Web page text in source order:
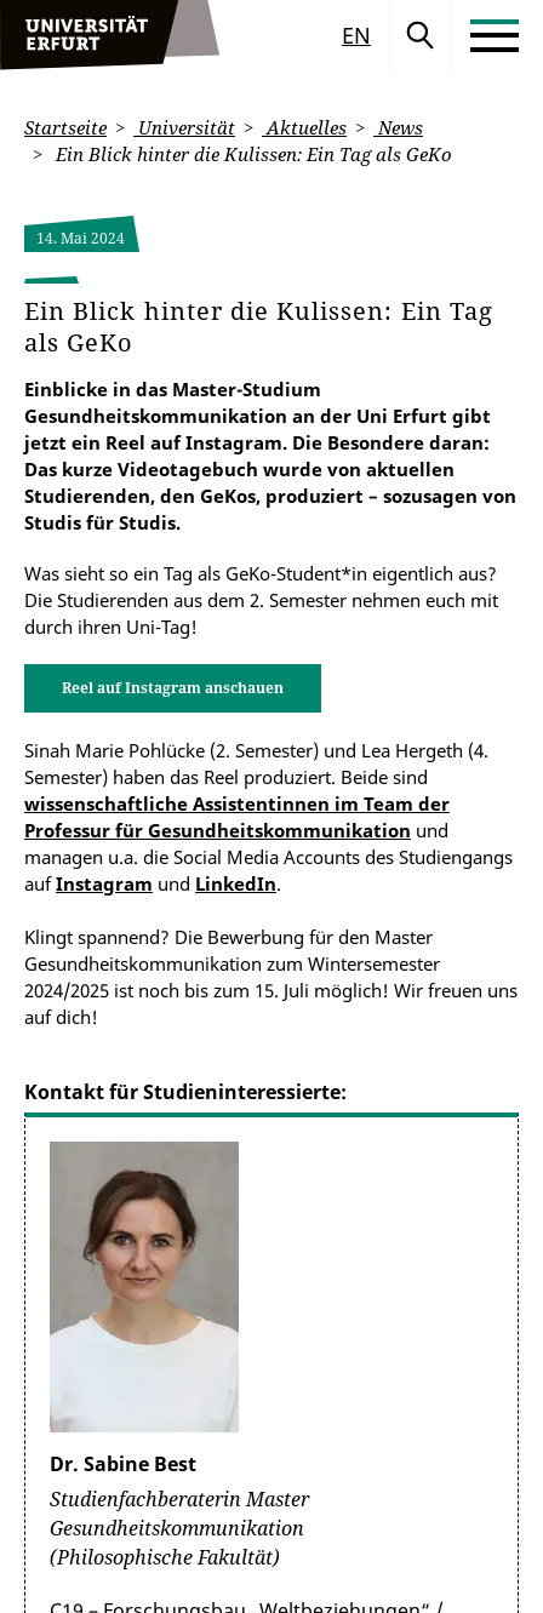
EN
Startseite Universität Aktuelles
News
Ein Blick hinter die Kulissen: Ein Tag als GeKo
14. Mai 2024
Ein Blick hinter die Kulissen: Ein Tag
als GeKo
Einblicke in das Master-Studium
Gesundheitskommunikation an der Uni Erfurt gibt
jetzt ein Reel auf Instagram. Die Besondere daran:
Das kurze Videotagebuch wurde von aktuellen
Studierenden, den GeKos, produziert – sozusagen von
Studis für Studis.
Was sieht so ein Tag als GeKo-Student*in eigentlich aus?
Die Studierenden aus dem 2. Semester nehmen euch mit
durch ihren Uni-Tag!
Reel auf Instagram anschauen
Sinah Marie Pohlücke (2. Semester) und Lea Hergeth (4.
Semester) haben das Reel produziert. Beide sind
wissenschaftliche Assistentinnen im Team der
Professur für Gesundheitskommunikation und
managen u.a. die Social Media Accounts des Studiengangs
aufInstagram und LinkedIn.
Klingt spannend? Die Bewerbung für den Master
Gesundheitskommunikation zum Wintersemester
2024/2025 ist noch bis zum 15. Juli möglich! Wir freuen uns
auf dich!
Kontakt für Studieninteressierte:
Dr. Sabine Best
Studienfachberaterin Master
Gesundheitskommunikation
(Philosophische Fakultät)